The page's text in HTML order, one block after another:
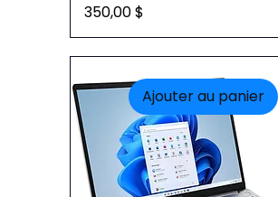
Prix
350,00 $
Ajouter au panier